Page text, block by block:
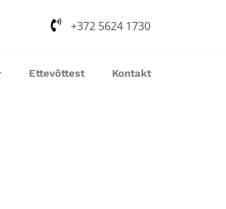
+372 5624 1730
Ettevõttest Kontakt